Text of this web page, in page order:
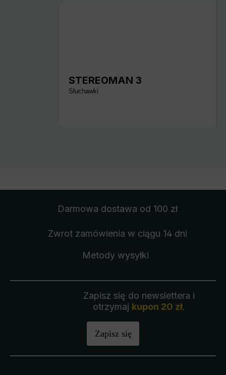
STEREOMAN 3
Słuchawki
Darmowa dostawa od 100 zł
Zwrot zamówienia w ciągu 14 dni
Metody wysyłki
Zapisz się do newslettera i
otrzymaj kupon 20 zł.
Zapisz się